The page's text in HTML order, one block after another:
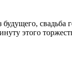
свадьба
этого